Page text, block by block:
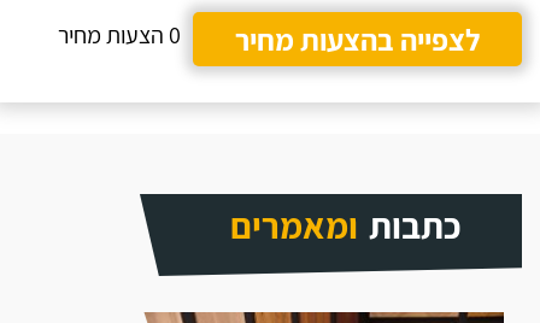
לצפייה בהצעות מחיר
0 הצעות מחיר
כתבות ומאמרים